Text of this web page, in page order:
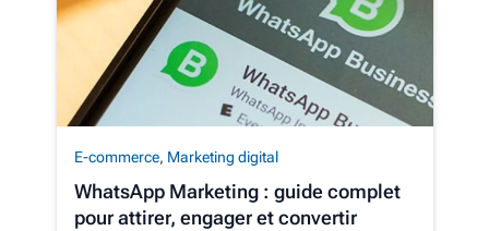
E-commerce, Marketing digital
WhatsApp Marketing : guide complet
pour attirer, engager et convertir